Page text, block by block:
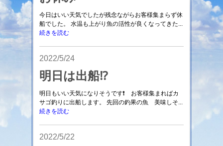
今日はいい天気でしたが残念ながらお客様集まらず休
船でした。 水温も上がり魚の活性が良くなってきた...
続きを読む
2022/5/24
明日は出船⁉️
明日もいい天気になりそうです❗ お客様集まればカ
サゴ釣りに出船します。 先回の釣果の魚 美味しそ...
続きを読む
2022/5/22